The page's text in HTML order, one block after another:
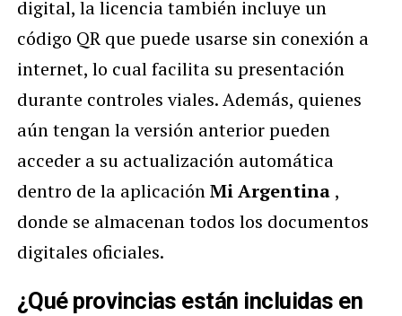
digital, la licencia también incluye un
código QR que puede usarse sin conexión a
internet, lo cual facilita su presentación
durante controles viales. Además, quienes
aún tengan la versión anterior pueden
acceder a su actualización automática
dentro de la aplicaciónMi Argentina ,
donde se almacenan todos los documentos
digitales oficiales.
¿Qué provincias están incluidas en